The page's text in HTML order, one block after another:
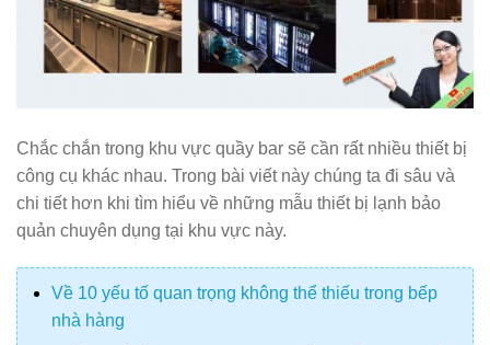
Chắc chắn trong khu vực quầy bar sẽ cần rất nhiều thiết bị
công cụ khác nhau. Trong bài viết này chúng ta đi sâu và
chi tiết hơn khi tìm hiểu về những mẫu thiết bị lạnh bảo
quản chuyên dụng tại khu vực này.
Về 10 yếu tố quan trọng không thể thiếu trong bếp
nhà hàng